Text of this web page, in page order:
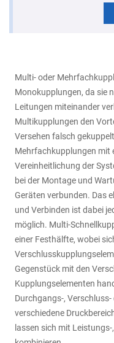
Multi- oder
Monokupplungen, da sie
Leitungen miteinander
Multikupplungen den
Versehen falsch
Mehrfachkupplungen mit
Vereinheitlichung der
bei der Montage und
Geräten verbunden. Das
und Verbinden ist dabei
möglich. Multi-
einer Festhälfte, wobei
Gegenstück mit den
Kupplungselementen
Durchgangs-,
verschiedene
lassen sich mit